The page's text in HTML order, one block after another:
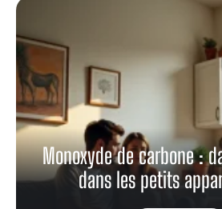
Monoxyde de carbone :
dans les petits